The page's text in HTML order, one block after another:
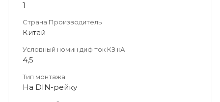
1
Страна Производитель
Китай
Условный номин диф ток КЗ кА
4,5
Тип монтажа
На DIN-рейку